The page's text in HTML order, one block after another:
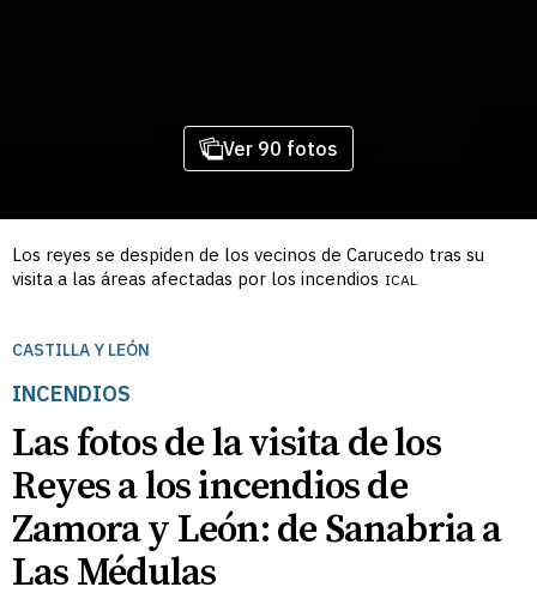
Ver 90 fotos
Los reyes se despiden de los vecinos de Carucedo tras su
visita a las áreas afectadas por los incendios ICAL
CASTILLA Y LEÓN
INCENDIOS
Las fotos de la visita de los
Reyes a los incendios de
Zamora y León: de Sanabria a
Las Médulas